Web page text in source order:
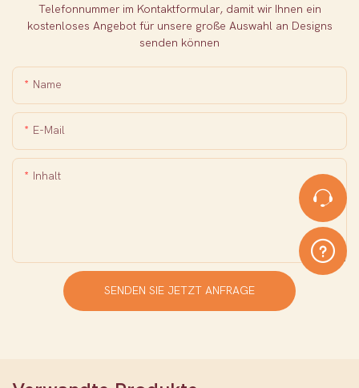
Telefonnummer im Kontaktformular, damit wir Ihnen ein
kostenloses Angebot für unsere große Auswahl an Designs
senden können
Name
E-Mail
Inhalt
SENDEN SIE JETZT ANFRAGE